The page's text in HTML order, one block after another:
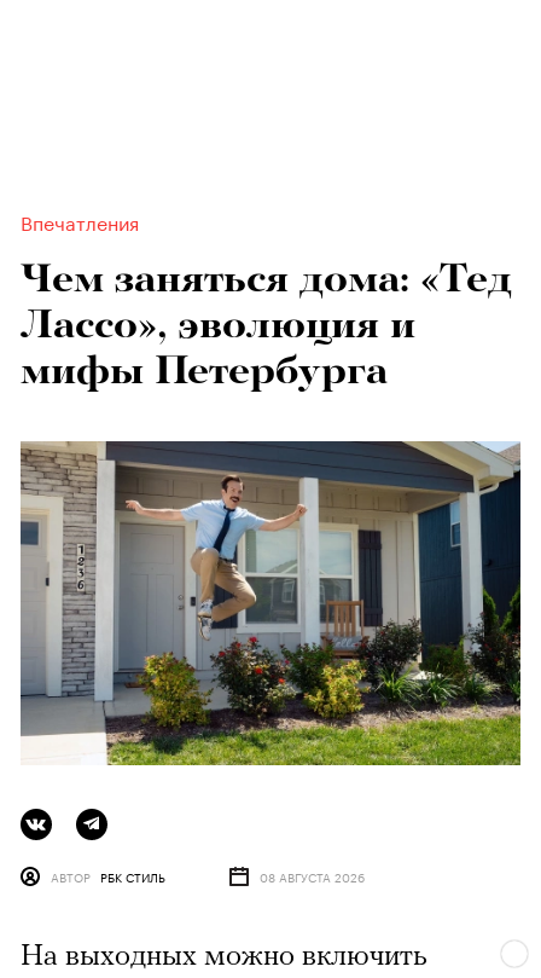
Впечатления
Чем заняться дома: «Тед
Лассо», эволюция и
мифы Петербурга
АВТОР РБК СТИЛЬ 08 АВГУСТА 2026
На выходных можно включить